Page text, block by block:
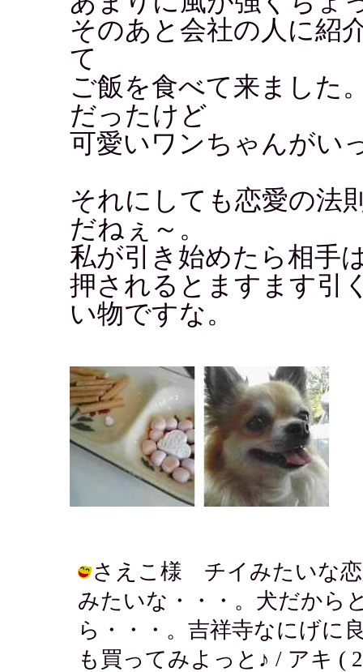
そのあと会社の人に紹
て
ご飯を食べて来ました
だったけど
可愛いワンちゃんがい
それにしても恋愛の法
だねぇ～。
私が引き始めたら相手
押されるとますます引
い物ですな。
さえこ様 チイみたいな恋
みたいな・・・。犬だから
ら・・・。吉祥寺なにげに
も買ってみよっと♪ / アキ (